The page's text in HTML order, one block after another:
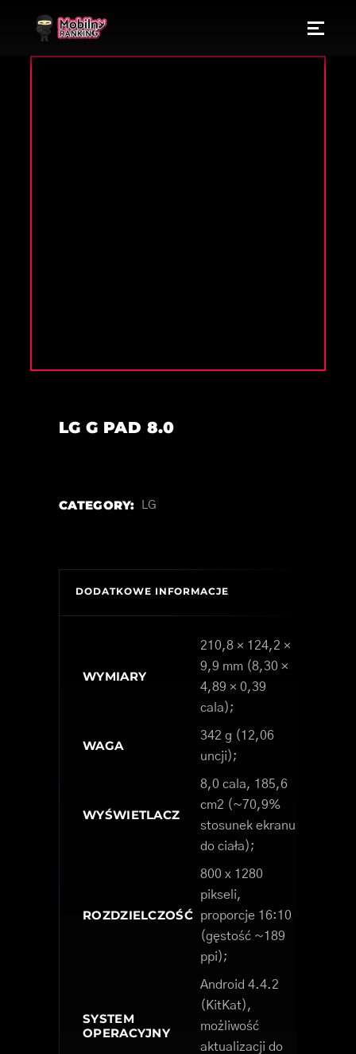
LG G PAD 8.0
CATEGORY: LG
DODATKOWE INFORMACJE
WYMIARY
210,8 × 124,2 ×
9,9 mm (8,30 ×
4,89 × 0,39
cala);
WAGA
342 g (12,06
uncji);
WYŚWIETLACZ
8,0 cala, 185,6
cm2 (~70,9%
stosunek ekranu
do ciała);
ROZDZIELCZOŚĆ
800 x 1280
pikseli,
proporcje 16:10
(gęstość ~189
ppi);
SYSTEM
OPERACYJNY
Android 4.4.2
(KitKat),
możliwość
aktualizacji do